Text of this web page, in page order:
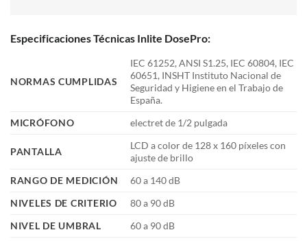
Especificaciones Técnicas Inlite DosePro:
NORMAS CUMPLIDAS
IEC 61252, ANSI S1.25, IEC 60804, IEC
60651, INSHT Instituto Nacional de
Seguridad y Higiene en el Trabajo de
España.
MICRÓFONO
electret de 1/2 pulgada
PANTALLA
LCD a color de 128 x 160 píxeles con
ajuste de brillo
RANGO DE MEDICIÓN
60 a 140 dB
NIVELES DE CRITERIO
80 a 90 dB
NIVEL DE UMBRAL
60 a 90 dB